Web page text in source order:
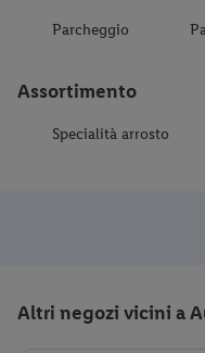
Parcheggio
Assortimento
Specialità arrosto
Altri negozi vicini a